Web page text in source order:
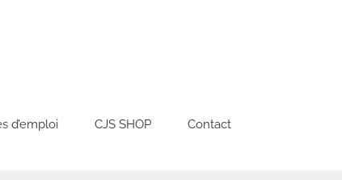
d’emploi CJS SHOP Contact